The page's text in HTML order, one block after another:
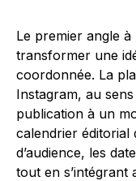
Le premier angle
transformer une
coordonnée. La
Instagram, au
publication à un
calendrier éditorial
d’audience, les
tout en s’intégrant